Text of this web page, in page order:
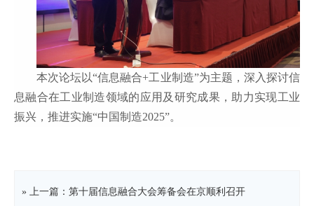
本次论坛以“信息融合+工业制造”为主题，深入探讨信
息融合在工业制造领域的应用及研究成果，助力实现工业
振兴，推进实施“中国制造2025”。
» 上一篇：第十届信息融合大会筹备会在京顺利召开